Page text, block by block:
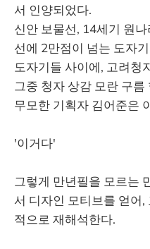
서 인양되었다.
신안 보물선, 14세기 원
선에 2만점이 넘는 도자
도자기들 사이에, 고려청
그중 청자 상감 모란 구
무모한 기획자 김어준은
'이거다'
그렇게 만년필을 모르는
서 디자인 모티브를 얻어
적으로 재해석한다.